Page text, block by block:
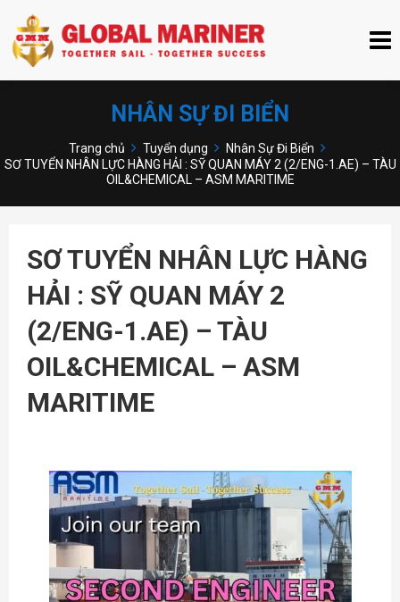
NHÂN SỰ ĐI BIỂN
Trang chủ Tuyển dụng
Nhân Sự Đi Biển
SƠ TUYỂN NHÂN LỰC HÀNG HẢI : SỸ QUAN MÁY 2 (2/ENG-1.AE) – TÀU
OIL&CHEMICAL – ASM MARITIME
SƠ TUYỂN NHÂN LỰC HÀNG
HẢI : SỸ QUAN MÁY 2
(2/ENG-1.AE) – TÀU
OIL&CHEMICAL – ASM
MARITIME